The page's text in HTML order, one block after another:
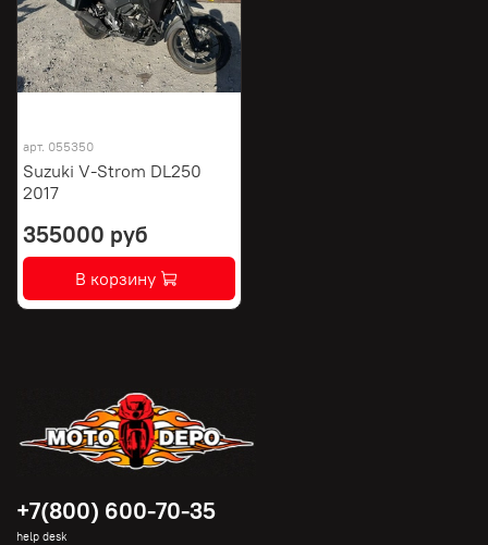
арт. 055350
Suzuki V-Strom DL250
2017
355000 руб
В корзину
+7(800) 600-70-35
help desk